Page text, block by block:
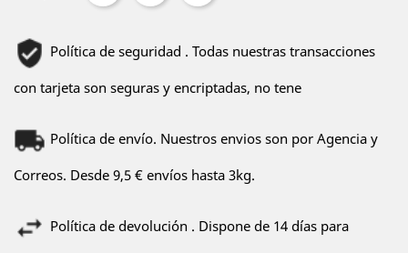
Política de seguridad . Todas nuestras transacciones
con tarjeta son seguras y encriptadas, no tene
Política de envío. Nuestros envios son por Agencia y
Correos. Desde 9,5 € envíos hasta 3kg.
Política de devolución . Dispone de 14 días para